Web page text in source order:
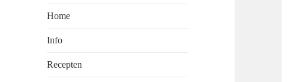
Home
Info
Recepten